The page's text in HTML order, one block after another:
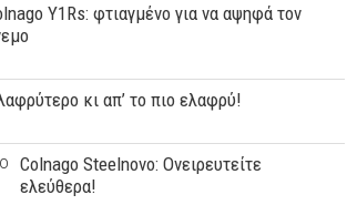
Y1Rs: φτιαγμένο για να αψηφά τον
κι απ’ το πιο ελαφρύ!
Colnago Steelnovo: Ονειρευτείτε
ελεύθερα!